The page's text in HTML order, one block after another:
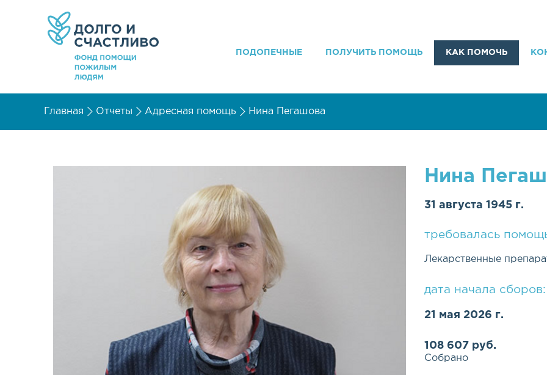
ПОДОПЕЧНЫЕ ПОЛУЧИТЬ ПОМОЩЬ КАК ПОМОЧЬ
Главная Отчеты Адресная помощь Нина Пегашова
Нина
31 августа 1945 г.
требовалась
Лекарственные
дата начала сборов:
21 мая 2026 г.
108 607 руб.
Собрано